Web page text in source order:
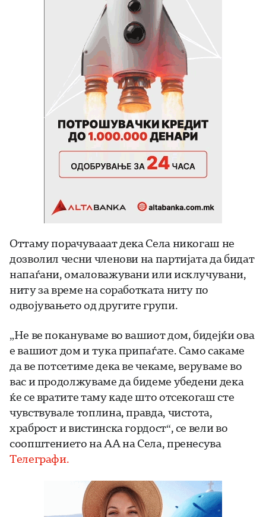
Оттаму порачувааат дека Села никогаш не
дозволил чесни членови на партијата да бидат
напаѓани, омаловажувани или исклучувани,
ниту за време на соработката ниту по
одвојувањето од другите групи.
„Не ве покануваме во вашиот дом, бидејќи ова
е вашиот дом и тука припаѓате. Само сакаме
да ве потсетиме дека ве чекаме, веруваме во
вас и продолжуваме да бидеме убедени дека
ќе се вратите таму каде што отсекогаш сте
чувствувале топлина, правда, чистота,
храброст и вистинска гордост“, се вели во
соопштението на АА на Села, пренесува
Телеграфи.